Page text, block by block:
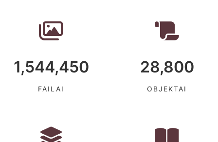
1,544,450
FAILAI
28,800
OBJEKTAI